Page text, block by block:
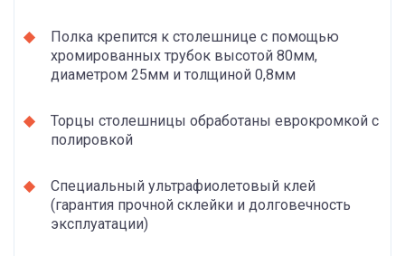
Полка крепится к столешнице с помощью
хромированных трубок высотой 80мм,
диаметром 25мм и толщиной 0,8мм
Торцы столешницы обработаны еврокромкой с
полировкой
Специальный ультрафиолетовый клей
(гарантия прочной склейки и долговечность
эксплуатации)